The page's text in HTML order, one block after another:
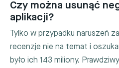
Czy można usunąć
aplikacji?
Tylko w przypadku naruszeń
recenzje nie na temat i
było ich 143 miliony.